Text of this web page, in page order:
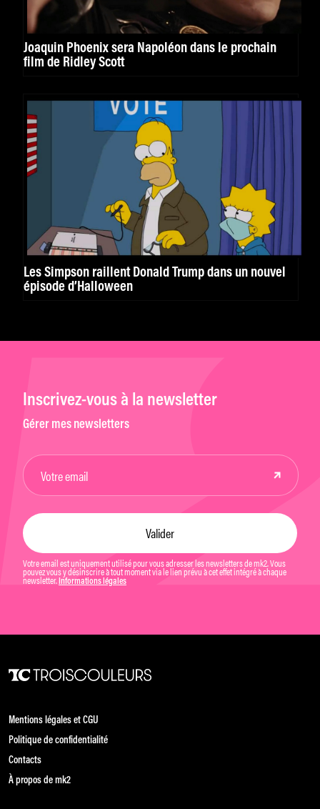
Joaquin Phoenix sera Napoléon dans le prochain
film de Ridley Scott
Les Simpson raillent Donald Trump dans un nouvel
épisode d’Halloween
Inscrivez-vous à la newsletter
Gérer mes newsletters
Votre email est uniquement utilisé pour vous adresser les newsletters de mk2. Vous
pouvez vous y désinscrire à tout moment via le lien prévu à cet effet intégré à chaque
newsletter. Informations légales
Mentions légales et CGU
Politique de confidentialité
Contacts
À propos de mk2